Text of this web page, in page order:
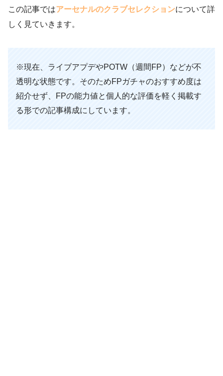
この記事ではアーセナルのクラブセレクションについて詳
しく見ていきます。
※現在、ライブアプデやPOTW（週間FP）などが不
透明な状態です。そのためFPガチャのおすすめ度は
紹介せず、FPの能力値と個人的な評価を軽く掲載す
る形での記事構成にしています。